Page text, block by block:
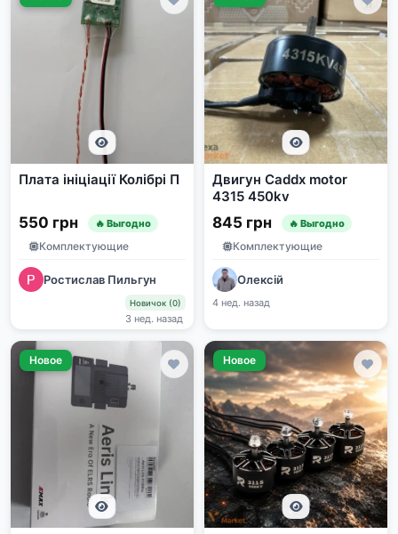
Плата ініціації Колібрі П
550 грн 🔥 Выгодно
Комплектующие
Ростислав Пильгун
Новичок (0)
3 нед. назад
Двигун Caddx motor
4315 450kv
845 грн 🔥 Выгодно
Комплектующие
Олексій
4 нед. назад
Новое Новое